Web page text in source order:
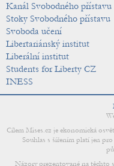
Kanál Svobodného přístavu
Stoky Svobodného přístavu
Svoboda učení
Libertariánský institut
Liberální institut
Students for Liberty CZ
INESS
Cílem Mises.cz je ekonomická
Souhlas s šířením platí jen
Názory prezentované na těchto